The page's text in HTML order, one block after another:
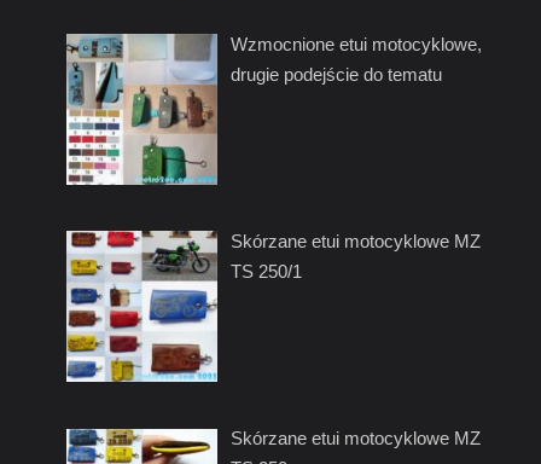
Wzmocnione etui motocyklowe,
drugie podejście do tematu
Skórzane etui motocyklowe MZ
TS 250/1
Skórzane etui motocyklowe MZ